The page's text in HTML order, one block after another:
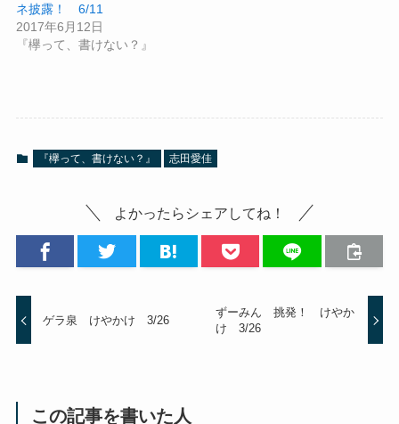
ネ披露！ 6/11
2017年6月12日
『欅って、書けない？』
『欅って、書けない？』 志田愛佳
よかったらシェアしてね！
ゲラ泉 けやかけ 3/26
ずーみん 挑発！ けやか
け 3/26
この記事を書いた人